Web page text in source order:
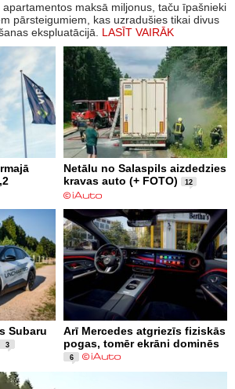
maksā miljonus, taču īpašnieki
pārsteigumiem, kas uzradušies tikai divus
ekspluatācijā. LASĪT VAIRĀK
Netālu no Salaspils aizdedzies
kravas auto (+ FOTO)
12
Subaru
3
Arī Mercedes atgriezīs fiziskās
pogas, tomēr ekrāni dominēs
6